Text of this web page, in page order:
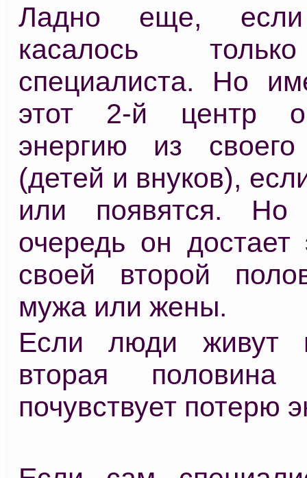
Ладно еще,
касалось
специалиста. Но
этот 2-й центр
энергию из своего
(детей и внуков),
или появятся.
очередь он достает
своей второй
мужа или жены.
Если люди живут
вторая половина
почувствует потерю